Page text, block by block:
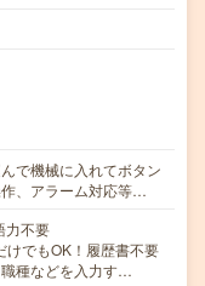
で機械に入れてボタン
、アラーム対応等…
力不要
でもOK！履歴書不要
種などを入力す…